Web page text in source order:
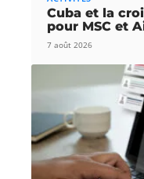
Cuba et la
pour MSC et
7 août 2026